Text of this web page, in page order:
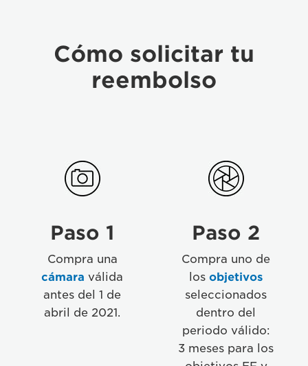
Cómo solicitar tu
reembolso
step01
Paso 1
Compra una
cámara válida
antes del 1 de
abril de 2021.
Step
02
Paso 2
Compra uno de
los objetivos
seleccionados
dentro del
periodo válido:
3 meses para los